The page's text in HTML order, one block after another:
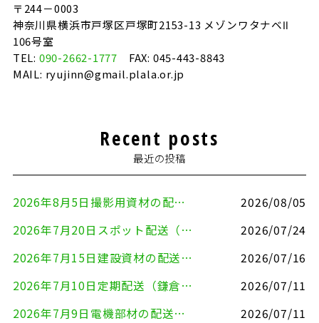
〒244－0003
神奈川県横浜市戸塚区戸塚町2153-13 メゾンワタナベⅡ
106号室
TEL: 090-2662-1777 FAX: 045-443-8843
MAIL: ryujinn@gmail.plala.or.jp
Recent posts
最近の投稿
2026年8月5日撮影用資材の配送（鎌倉市⇒港区）
2026/08/05
2026年7月20日スポット配送（横浜市金沢区⇒愛知県豊川市）
2026/07/24
2026年7月15日建設資材の配送（横浜市金沢区⇒横須賀市）
2026/07/16
2026年7月10日定期配送（鎌倉市⇔大田区）
2026/07/11
2026年7月9日電機部材の配送（横浜市戸塚区⇒品川区）
2026/07/11